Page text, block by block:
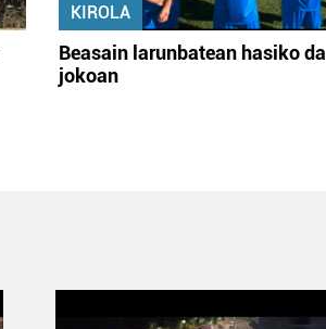
KIROLA
Beasain larunbatean hasiko da
jokoan